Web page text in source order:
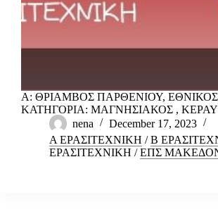
Α: ΘΡΙΑΜΒΟΣ ΠΑΡΘΕΝΙΟΥ,
ΚΑΤΗΓΟΡΙΑ: ΜΑΓΝΗΣΙΑΚΟΣ ,
nena
December 17, 2023
Α ΕΡΑΣΙΤΕΧΝΙΚΗ /Β
ΕΡΑΣΙΤΕΧΝΙΚΗ /ΕΠΣ